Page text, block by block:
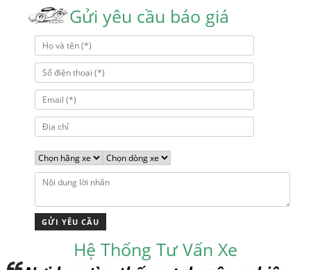
Gửi yêu cầu báo giá
Hệ Thống Tư Vấn Xe